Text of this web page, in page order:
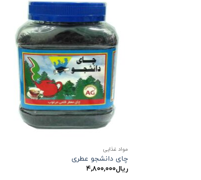
مواد غذایی
چای دانشجو عطری
ریال۴,۸۰۰,۰۰۰